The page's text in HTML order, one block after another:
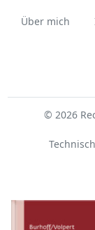
Über mich
© 2026